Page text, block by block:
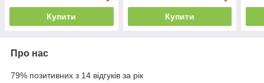
Купити Купити
Про нас
79% позитивних з 14 відгуків за рік